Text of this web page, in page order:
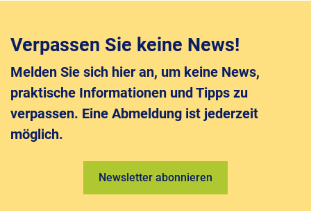
Verpassen Sie keine News!
Melden Sie sich hier an, um keine News,
praktische Informationen und Tipps zu
verpassen. Eine Abmeldung ist jederzeit
möglich.
Newsletter abonnieren